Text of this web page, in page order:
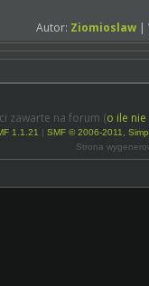
Autor: Ziomioslaw |
zawarte na forum (o ile
1.1.21 | SMF © 2006-2011,
Strona